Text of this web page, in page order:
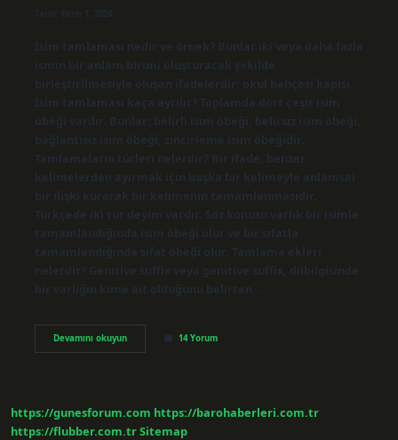
Tarih: Ekim 1, 2024
İsim tamlaması nedir ve örnek? Bunlar iki veya daha fazla
ismin bir anlam birimi oluşturacak şekilde
birleştirilmesiyle oluşan ifadelerdir: okul bahçesi kapısı.
İsim tamlaması kaça ayrılır? Toplamda dört çeşit isim
öbeği vardır. Bunlar: belirli isim öbeği, belirsiz isim öbeği,
bağlantısız isim öbeği, zincirleme isim öbeğidir.
Tamlamaların türleri nelerdir? Bir ifade, benzer
kelimelerden ayırmak için başka bir kelimeyle anlamsal
bir ilişki kurarak bir kelimenin tamamlanmasıdır.
Türkçede iki tür deyim vardır. Söz konusu varlık bir isimle
tamamlandığında isim öbeği olur ve bir sıfatla
tamamlandığında sıfat öbeği olur. Tamlama ekleri
nelerdir? Genitive suffix veya genitive suffix, dilbilgisinde
bir varlığın kime ait olduğunu belirten…
Devamını okuyunİSim
Tamlamalarında
14 Yorum
https://gunesforum.com https://barohaberleri.com.tr
https://flubber.com.trSitemap